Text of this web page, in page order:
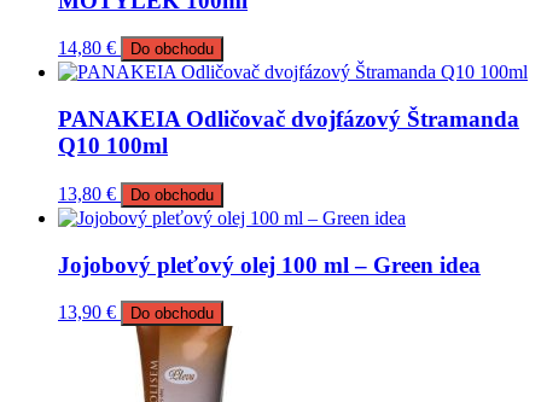
14,80 € Do obchodu
PANAKEIA Odličovač dvojfázový Štramanda
Q10 100ml
13,80 € Do obchodu
Jojobový pleťový olej 100 ml – Green idea
13,90 € Do obchodu